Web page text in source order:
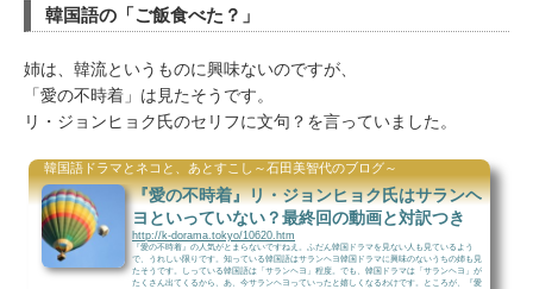
韓国語の「ご飯食べた？」
姉は、韓流というものに興味ないのですが、
「愛の不時着」は見たそうです。
リ・ジョンヒョク氏のセリフに文句？を言っていました。
韓国語ドラマとネコと、あとすこし～石田美智代のブログ～
『愛の不時着』リ・ジョンヒョク氏はサランヘ
ヨといっていない？最終回の動画と対訳つき
http://k-dorama.tokyo/10620.htm
『愛の不時着』の人気がとまらないですねえ。ふだん韓国ドラマを見ない人も見ているよう
で、うれしい限りです。知っている韓国語はサランヘヨ韓国ドラマに興味のないうちの姉も見
たそうです。しっている韓国語は「サランヘヨ」程度。でも、韓国ドラマは「サランヘヨ」が
たくさん出てくるから、あ、今サランヘヨっていったと嬉しくなるわけです。ところが、『愛